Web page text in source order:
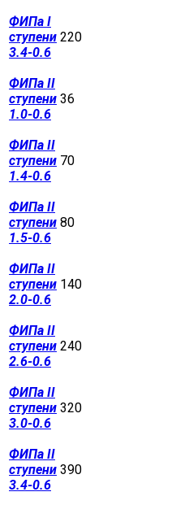
ФИПа I
ступени
3.4-0.6
220
ФИПа II
ступени
1.0-0.6
36
ФИПа II
ступени
1.4-0.6
70
ФИПа II
ступени
1.5-0.6
80
ФИПа II
ступени
2.0-0.6
140
ФИПа II
ступени
2.6-0.6
240
ФИПа II
ступени
3.0-0.6
320
ФИПа II
ступени
3.4-0.6
390